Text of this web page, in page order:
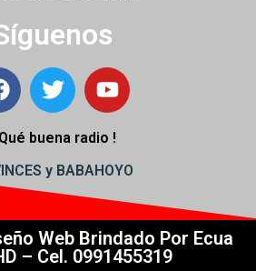
Qué buena radio !
y BABAHOYO
Web Brindado Por Ecua
– Cel. 0991455319